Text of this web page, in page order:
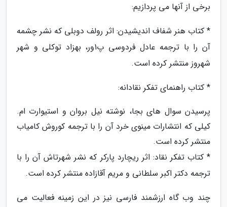
برخی از آنها می پردازیم:
* کتاب هنر شفاف اندیشیدن: اثر رولف دوبلی که نشر چشمه
آن را با ترجمه عادل فردوسی پ1ور، بهزاد توکلی و شهر
شهروز منتشر کرده است.
* کتاب راهنمای تفکر نقادانه:
پرسیدن سوال های بجا، نوشته نیل بروان و استیوارت ام.
کیلی که انتشارات مینوی خرد آن را با ترجمه کوروش کامیاب
منتشر کرده است.
* کتاب تفکر نقاد: اثر ریچارد پارکر که نشر شهرتاش آن را با
ترجمه دکتر اکبر سلطانی و مریم آقازاده منتشر کرده است.
چند وب گاه ارزشمند فارسی نیز در این زمینه فعالیت می